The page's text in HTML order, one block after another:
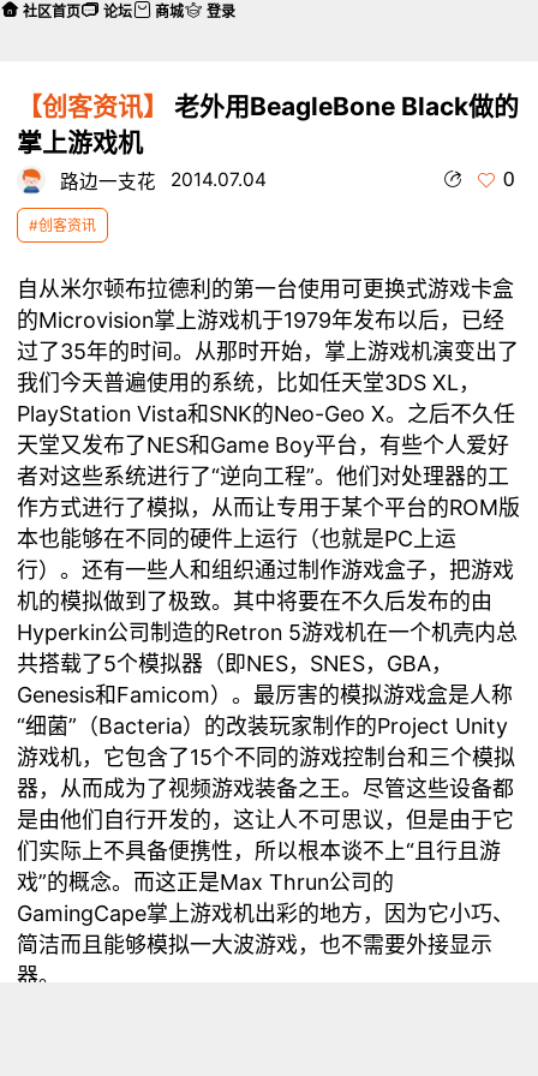
【创客资讯】
老外用BeagleBone Black做的
掌上游戏机
路边一支花 2014.07.04 0
#创客资讯
自从米尔顿布拉德利的第一台使用可更换式游戏卡盒
的Microvision掌上游戏机于1979年发布以后，已经
过了35年的时间。从那时开始，掌上游戏机演变出了
我们今天普遍使用的系统，比如任天堂3DS XL，
PlayStation Vista和SNK的Neo-Geo X。之后不久任
天堂又发布了NES和Game Boy平台，有些个人爱好
者对这些系统进行了“逆向工程”。他们对处理器的工
作方式进行了模拟，从而让专用于某个平台的ROM版
本也能够在不同的硬件上运行（也就是PC上运
行）。还有一些人和组织通过制作游戏盒子，把游戏
机的模拟做到了极致。其中将要在不久后发布的由
Hyperkin公司制造的Retron 5游戏机在一个机壳内总
共搭载了5个模拟器（即NES，SNES，GBA，
Genesis和Famicom）。最厉害的模拟游戏盒是人称
“细菌”（Bacteria）的改装玩家制作的Project Unity
游戏机，它包含了15个不同的游戏控制台和三个模拟
器，从而成为了视频游戏装备之王。尽管这些设备都
是由他们自行开发的，这让人不可思议，但是由于它
们实际上不具备便携性，所以根本谈不上“且行且游
戏”的概念。而这正是Max Thrun公司的
GamingCape掌上游戏机出彩的地方，因为它小巧、
简洁而且能够模拟一大波游戏，也不需要外接显示
器。
社区首页 论坛 商城 登录